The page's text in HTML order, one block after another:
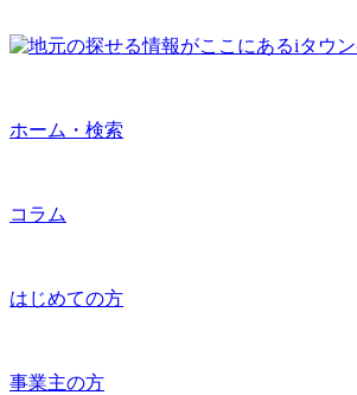
ホーム・検索
コラム
はじめての方
事業主の方